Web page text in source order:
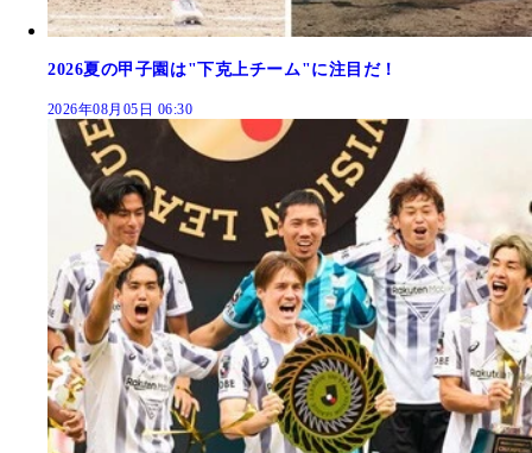
2026夏の甲子園は"下克上チーム"に注目だ！
2026年08月05日 06:30